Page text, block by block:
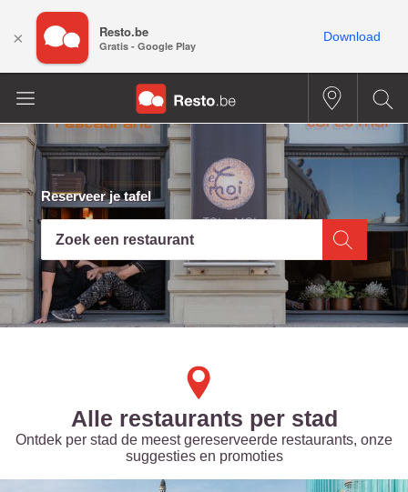
Reserveer je tafel
Zoek een restaurant
Alle restaurants per stad
Ontdek per stad de meest gereserveerde restaurants, onze
suggesties en promoties
× Resto.be
Gratis - Google Play
Download